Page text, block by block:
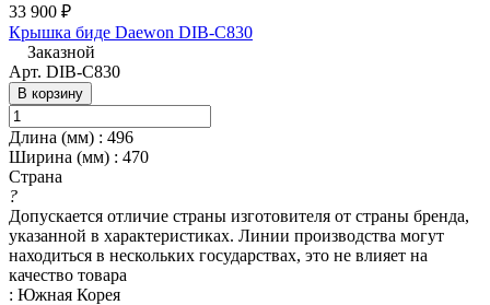
33 900 ₽
Крышка биде Daewon DIB-C830
Заказной
Арт. DIB-C830
В корзину
Длина (мм) : 496
Ширина (мм) : 470
Страна
?
Допускается отличие страны изготовителя от страны бренда,
указанной в характеристиках. Линии производства могут
находиться в нескольких государствах, это не влияет на
качество товара
: Южная Корея